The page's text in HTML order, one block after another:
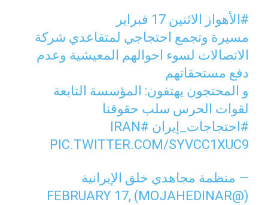
#الأهواز الاثنين 17 فبراير
مسيرة وتجمع احتجاجي لمتقاعدي شركة
الاتصالات لسوء احوالهم المعيشية وعدم
دفع مستحقاتهم
و المحتجون يهتفون: المؤسسة التابعة
لقوات الحرس سلب حقوقنا
#احتجاجات_إيران #IRAN
PIC.TWITTER.COM/SYVCC1XUC9
— منظمة مجاهدي خلق الإيرانية
(@MOJAHEDINAR)
FEBRUARY 17,